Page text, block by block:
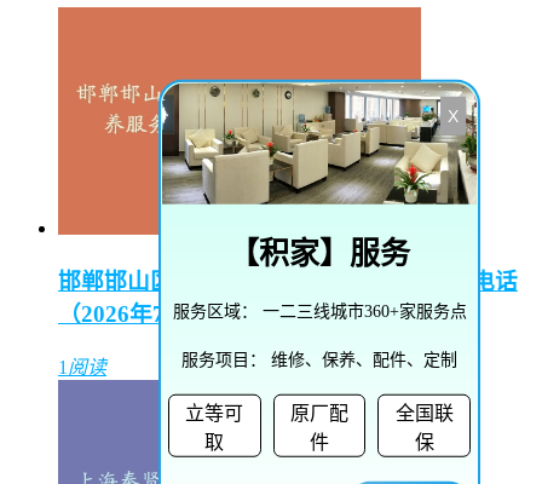
邯郸邯山区陵园路街道播威维修保养服务电话
（2026年7月最新）
1 阅读
X
【积家】服务
服务区域： 一二三线城市360+家服务点
服务项目： 维修、保养、配件、定制
立等可
取
原厂配
件
全国联
保